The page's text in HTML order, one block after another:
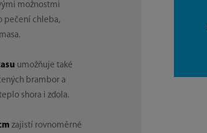
možnostmi
pečení chleba,
umožňuje také
brambor a
shora i zdola.
zajistí rovnoměrné